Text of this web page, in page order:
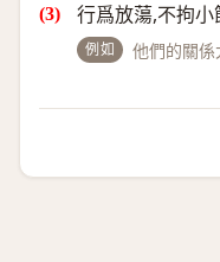
行爲放蕩,不拘
例如 他們的關係